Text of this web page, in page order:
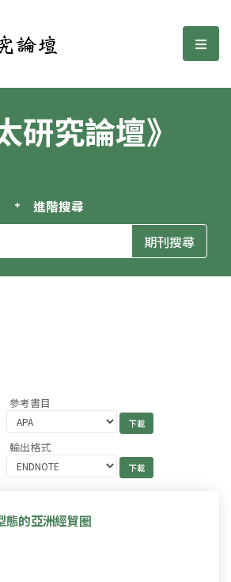
壇 選
研究論壇》
進階搜尋
參考書目
輸出格式
態的亞洲經貿圈